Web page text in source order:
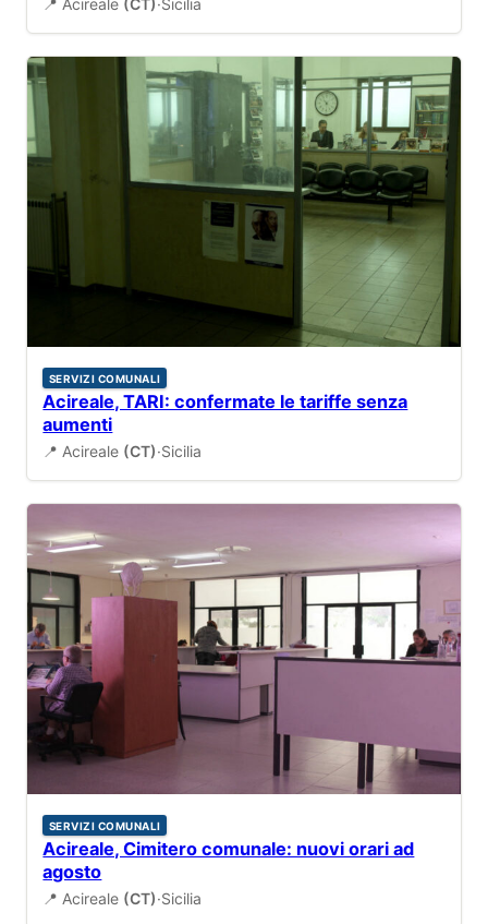
📍 Acireale (CT)·Sicilia
SERVIZI COMUNALI
Acireale, TARI: confermate le tariffe senza
aumenti
📍 Acireale (CT)·Sicilia
SERVIZI COMUNALI
Acireale, Cimitero comunale: nuovi orari ad
agosto
📍 Acireale (CT)·Sicilia